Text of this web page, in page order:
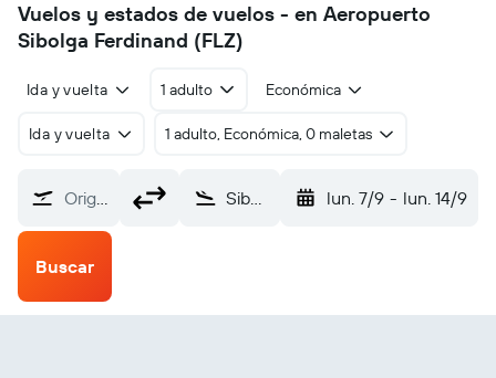
Vuelos y estados de vuelos - en Aeropuerto
Sibolga Ferdinand (FLZ)
Ida y vuelta 1 adulto Económica
Ida y vuelta 1 adulto, Económica, 0 maletas
Origen Sibolga Ferdinand (FLZ) lun. 7/9 - lun. 14/9
Buscar